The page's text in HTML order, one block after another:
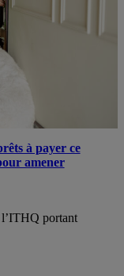
à payer ce
amener
l’ITHQ portant